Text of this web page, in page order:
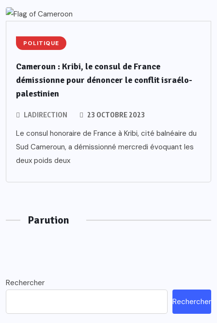
POLITIQUE
Cameroun : Kribi, le consul de France
démissionne pour dénoncer le conflit israélo-
palestinien
LADIRECTION 23 OCTOBRE 2023
Le consul honoraire de France à Kribi, cité balnéaire du
Sud Cameroun, a démissionné mercredi évoquant les
deux poids deux
Parution
Rechercher
Rechercher